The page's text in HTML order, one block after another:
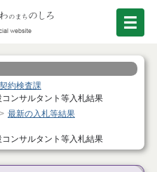
契約検査課
ンサルタント等入札結果
最新の入札等結果
ンサルタント等入札結果